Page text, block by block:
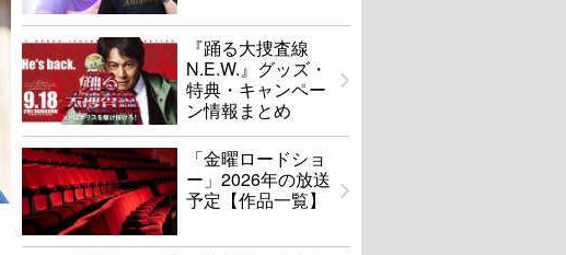
『踊る大捜査線
N.E.W.』グッズ・
特典・キャンペー
ン情報まとめ
「金曜ロードショ
ー」2026年の放送
予定【作品一覧】